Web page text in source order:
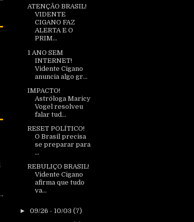
ATENÇÃO BRASIL!
VIDENTE
CIGANO FAZ
ALERTA E O
PRIM...
1 ANO SEM
INTERNET!
Vidente Cigano
anuncia algo gr...
IMPACTO!
Astróloga Maricy
Vogel resolveu
falar tud...
RESET POLÍTICO!
O Brasil precisa
se preparar para
...
REBULIÇO BRASIL!
Vidente Cigano
afirma que tudo
va...
► 09/26 - 10/03 (7)